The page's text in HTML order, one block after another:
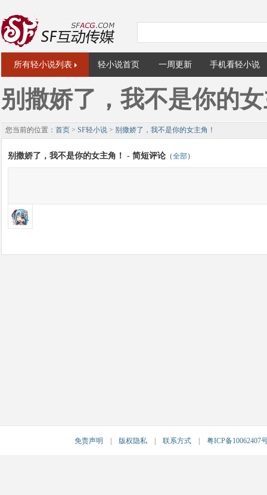
所有轻小说列表 轻小说首页 一周更新 手机看轻小说
别撒娇了，我不是你的
您当前的位置： 首页 > SF轻小说 > 别撒娇了，我不是你的女主角！
别撒娇了，我不是你的女主角！ - 简短评论 （全部）
免责声明 版权隐私 联系方式 粤ICP备10062407